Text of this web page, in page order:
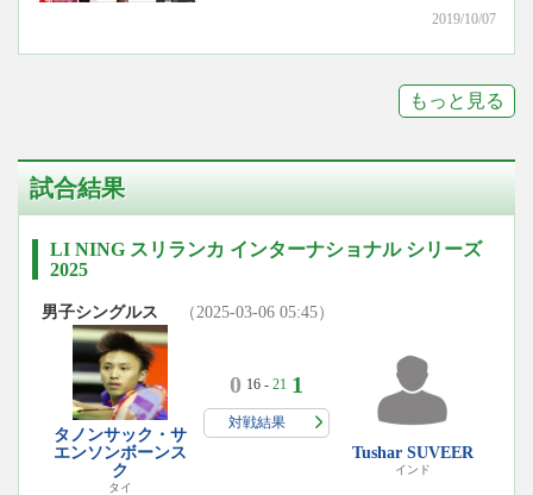
2019/10/07
もっと見る
試合結果
LI NING スリランカ インターナショナル シリーズ
2025
男子シングルス （2025-03-06 05:45）
タノンサック・サ
エンソンボーンス
ク
タイ
0 16 - 21 1
対戦結果
Tushar SUVEER
インド